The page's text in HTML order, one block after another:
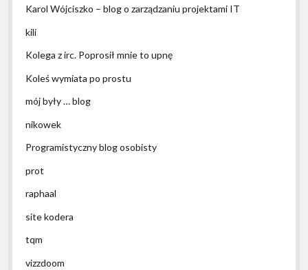
Karol Wójciszko – blog o zarządzaniu projektami IT
kili
Kolega z irc. Poprosił mnie to upnę
Koleś wymiata po prostu
mój były … blog
nikowek
Programistyczny blog osobisty
prot
raphaal
site kodera
tqm
vizzdoom